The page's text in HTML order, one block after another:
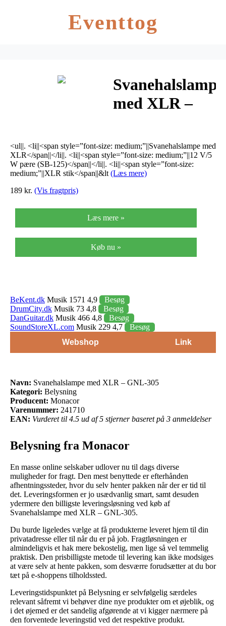
Eventtog
Svanehalslampe
med XLR –
<ul||. <li||<span style=”font-size: medium;”||Svanehalslampe med
XLR</span||</li||. <li||<span style=”font-size: medium;”||12 V/5
W pære (SB-125)</span||</li||. <li||<span style=”font-size:
medium;”||XLR stik</span||&lt (Læs mere)
189 kr. (Vis fragtpris)
Læs mere »
Køb nu »
BeKent.dk Musik 1571 4,9
Besøg
DrumCity.dk Musik 73 4,8
Besøg
DanGuitar.dk Musik 466 4,8
Besøg
SoundStoreXL.com Musik 229 4,7
Besøg
Webshop
Link
Navn: Svanehalslampe med XLR – GNL-305
Kategori: Belysning
Producent: Monacor
Varenummer: 241710
EAN: Vurderet til 4.5 ud af 5 stjerner baseret på 3 anmeldelser
Belysning fra Monacor
En masse online selskaber udlover nu til dags diverse
muligheder for fragt. Den mest benyttede er efterhånden
afhentningssteder, hvor du selv henter pakken når der er tid til
det. Leveringsformen er jo usædvanlig smart, samt desuden
ydermere den billigste leveringsløsning ved køb af
Svanehalslampe med XLR – GNL-305.
Du burde ligeledes vælge at få produkterne leveret hjem til din
privatadresse eller til når du er på job. Fragtløsningen er
almindeligvis et hak mere bekostelig, men lige så vel temmelig
praktisk. Den prisbilligste metode til levering kan ikke modsiges
at være selv at hente pakken, som desværre forudsætter at du bor
tæt på e-shoppens tilholdssted.
Leveringstidspunktet på Belysning er selvfølgelig særdeles
relevant såfremt vi behøver dine nye produkter om et øjeblik, og
i det øjemed er det sandelig afgørende at vi kigger nærmere på
den forventede leveringstid ved det respektive produkt.